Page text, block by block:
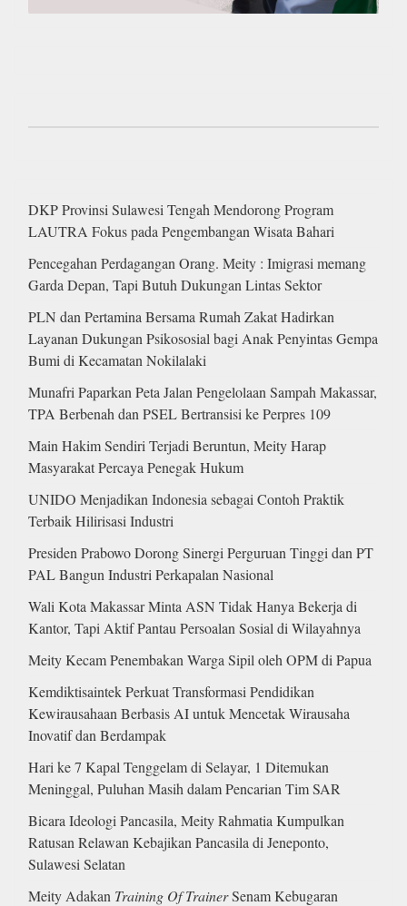
DKP Provinsi Sulawesi Tengah Mendorong Program
LAUTRA Fokus pada Pengembangan Wisata Bahari
Pencegahan Perdagangan Orang. Meity : Imigrasi memang
Garda Depan, Tapi Butuh Dukungan Lintas Sektor
PLN dan Pertamina Bersama Rumah Zakat Hadirkan
Layanan Dukungan Psikososial bagi Anak Penyintas Gempa
Bumi di Kecamatan Nokilalaki
Munafri Paparkan Peta Jalan Pengelolaan Sampah Makassar,
TPA Berbenah dan PSEL Bertransisi ke Perpres 109
Main Hakim Sendiri Terjadi Beruntun, Meity Harap
Masyarakat Percaya Penegak Hukum
UNIDO Menjadikan Indonesia sebagai Contoh Praktik
Terbaik Hilirisasi Industri
Presiden Prabowo Dorong Sinergi Perguruan Tinggi dan PT
PAL Bangun Industri Perkapalan Nasional
Wali Kota Makassar Minta ASN Tidak Hanya Bekerja di
Kantor, Tapi Aktif Pantau Persoalan Sosial di Wilayahnya
Meity Kecam Penembakan Warga Sipil oleh OPM di Papua
Kemdiktisaintek Perkuat Transformasi Pendidikan
Kewirausahaan Berbasis AI untuk Mencetak Wirausaha
Inovatif dan Berdampak
Hari ke 7 Kapal Tenggelam di Selayar, 1 Ditemukan
Meninggal, Puluhan Masih dalam Pencarian Tim SAR
Bicara Ideologi Pancasila, Meity Rahmatia Kumpulkan
Ratusan Relawan Kebajikan Pancasila di Jeneponto,
Sulawesi Selatan
Meity Adakan Training Of TrainerSenam Kebugaran